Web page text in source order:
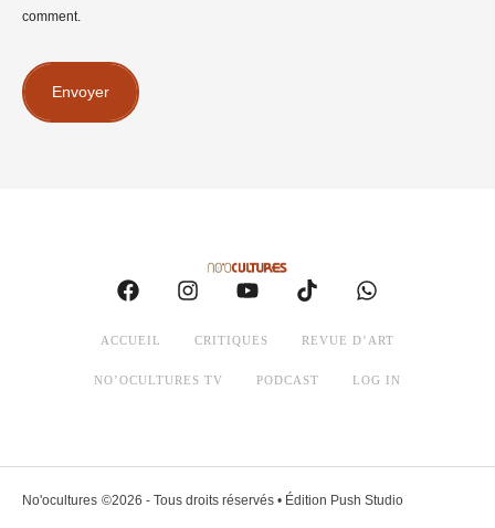
comment.
Envoyer
ACCUEIL CRITIQUES REVUE D’ART
NO’OCULTURES TV PODCAST LOG IN
No'ocultures ©2026 - Tous droits réservés • Édition Push Studio